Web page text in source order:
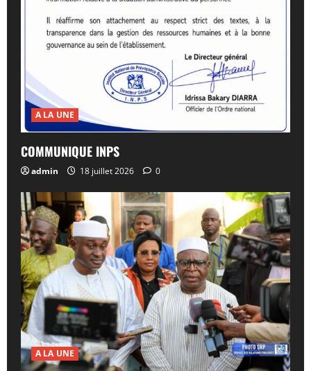
A LA UNE
COMMUNIQUE INPS
admin 18 juillet 2026 0
A LA UNE